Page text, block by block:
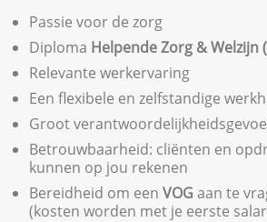
Passie voor de zorg
Diploma Helpende Zorg & Welzijn
Relevante werkervaring
Een flexibele en zelfstandige
Groot
Betrouwbaarheid: cliënten en
kunnen op jou rekenen
Bereidheid om een VOG aan te
(kosten worden met je eerste